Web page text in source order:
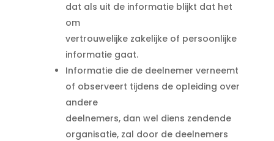
dat als uit de informatie blijkt dat het
om
vertrouwelijke zakelijke of persoonlijke
informatie gaat.
Informatie die de deelnemer verneemt
of observeert tijdens de opleiding over
andere
deelnemers, dan wel diens zendende
organisatie, zal door de deelnemers